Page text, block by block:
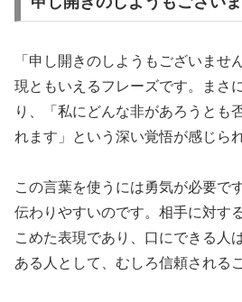
「申し開きのしようもございませ
現ともいえるフレーズです。まさ
り、「私にどんな非があろうとも
れます」という深い覚悟が感じら
この言葉を使うには勇気が必要で
伝わりやすいのです。相手に対す
こめた表現であり、口にできる人
ある人として、むしろ信頼される